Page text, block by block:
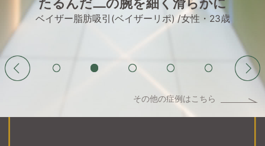
豊胸手術でバストをボリュームアップ
コンデンスリッチ豊胸(濃縮脂肪注入) 女性・20歳
その他の症例はこちら